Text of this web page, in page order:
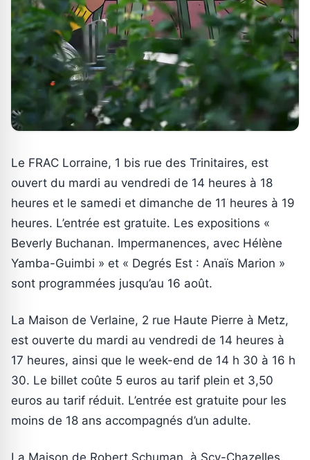
Le FRAC Lorraine, 1 bis rue des Trinitaires, est
ouvert du mardi au vendredi de 14 heures à 18
heures et le samedi et dimanche de 11 heures à 19
heures. L’entrée est gratuite. Les expositions «
Beverly Buchanan. Impermanences, avec Hélène
Yamba-Guimbi » et « Degrés Est : Anaïs Marion »
sont programmées jusqu’au 16 août.
La Maison de Verlaine, 2 rue Haute Pierre à Metz,
est ouverte du mardi au vendredi de 14 heures à
17 heures, ainsi que le week-end de 14 h 30 à 16 h
30. Le billet coûte 5 euros au tarif plein et 3,50
euros au tarif réduit. L’entrée est gratuite pour les
moins de 18 ans accompagnés d’un adulte.
La Maison de Robert Schuman, à Scy-Chazelles,